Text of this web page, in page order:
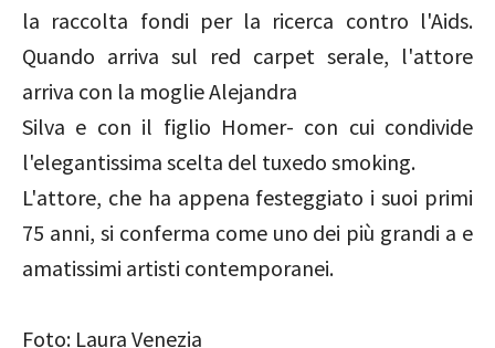
la raccolta fondi per la ricerca contro l'Aids.
Quando arriva sul red carpet serale, l'attore
arriva con la moglie Alejandra
Silva e con il figlio Homer- con cui condivide
l'elegantissima scelta del tuxedo smoking.
L'attore, che ha appena festeggiato i suoi primi
75 anni, si conferma come uno dei più grandi a e
amatissimi artisti contemporanei.
Foto: Laura Venezia